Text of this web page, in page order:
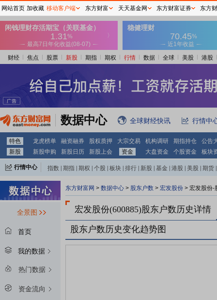
财经 焦点 股票 新股 期指 期权 行情 数据 全球 美股 港股
数据中心 全球财经快讯 行情中
特色 龙虎榜单 融资融券 股权质押 大宗交易 机构调研 期指持仓
公告
新股
新股申购 新股日历 新股上会 资金 大盘资金 个股资金 板块
行情中心 指数 期指 期权 个股 板块 排行 新股 基金 港股 美股 期货
全景图
首页
我的数据
热门数据
资金流向
东方财富网 > 数据中心 > 股东户数 > 宏发股份 > 宏发股份-
宏发股份(600885)股东户数历史详情
股东户数历史变化趋势图
网站首页 加收藏 移动客户端 东方财富 天天基金网 东方财富证券 东方